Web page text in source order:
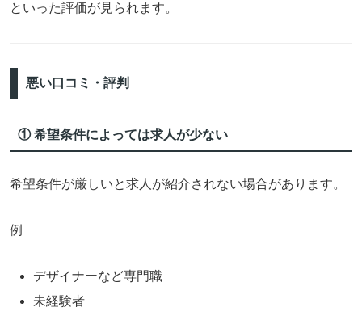
といった評価が見られます。
悪い口コミ・評判
① 希望条件によっては求人が少ない
希望条件が厳しいと求人が紹介されない場合があります。
例
デザイナーなど専門職
未経験者